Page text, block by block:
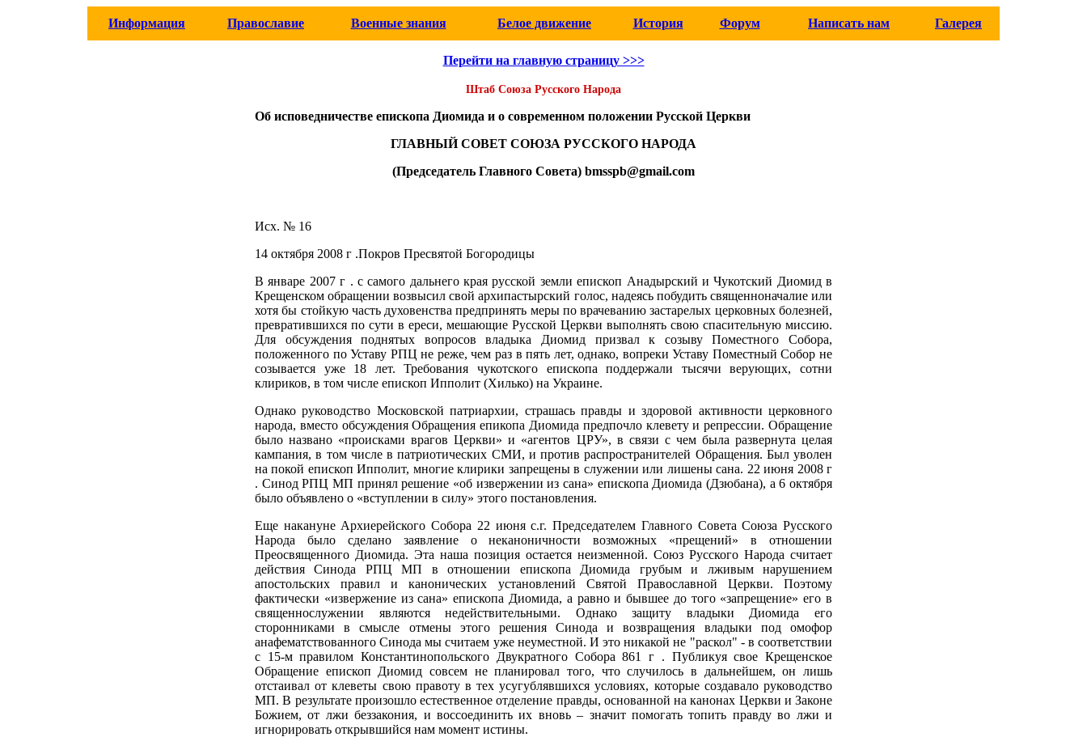
Информация Православие Военные знания Белое движение История Форум Написать нам Галерея
Перейти на главную страницу >>>
Штаб Союза Русского Народа
Об исповедничестве епископа Диомида и о современном положении Русской Церкви
ГЛАВНЫЙ СОВЕТ СОЮЗА РУССКОГО НАРОДА
(Председатель Главного Совета) bmsspb@gmail.com
Исх. № 16
14 октября 2008 г .Покров Пресвятой Богородицы
В январе 2007 г . с самого дальнего края русской земли епископ Анадырский и Чукотский Диомид в
Крещенском обращении возвысил свой архипастырский голос, надеясь побудить священноначалие или
хотя бы стойкую часть духовенства предпринять меры по врачеванию застарелых церковных болезней,
превратившихся по сути в ереси, мешающие Русской Церкви выполнять свою спасительную миссию.
Для обсуждения поднятых вопросов владыка Диомид призвал к созыву Поместного Собора,
положенного по Уставу РПЦ не реже, чем раз в пять лет, однако, вопреки Уставу Поместный Собор не
созывается уже 18 лет. Требования чукотского епископа поддержали тысячи верующих, сотни
клириков, в том числе епископ Ипполит (Хилько) на Украине.
Однако руководство Московской патриархии, страшась правды и здоровой активности церковного
народа, вместо обсуждения Обращения епикопа Диомида предпочло клевету и репрессии. Обращение
было названо «происками врагов Церкви» и «агентов ЦРУ», в связи с чем была развернута целая
кампания, в том числе в патриотических СМИ, и против распространителей Обращения. Был уволен
на покой епископ Ипполит, многие клирики запрещены в служении или лишены сана. 22 июня 2008 г
. Синод РПЦ МП принял решение «об извержении из сана» епископа Диомида (Дзюбана), а 6 октября
было объявлено о «вступлении в силу» этого постановления.
Еще накануне Архиерейского Собора 22 июня с.г. Председателем Главного Совета Союза Русского
Народа было сделано заявление о неканоничности возможных «прещений» в отношении
Преосвященного Диомида. Эта наша позиция остается неизменной. Союз Русского Народа считает
действия Синода РПЦ МП в отношении епископа Диомида грубым и лживым нарушением
апостольских правил и канонических установлений Святой Православной Церкви. Поэтому
фактически «извержение из сана» епископа Диомида, а равно и бывшее до того «запрещение» его в
священнослужении являются недействительными. Однако защиту владыки Диомида его
сторонниками в смысле отмены этого решения Синода и возвращения владыки под омофор
анафематствованного Синода мы считаем уже неуместной. И это никакой не "раскол" - в соответствии
с 15-м правилом Константинопольского Двукратного Собора 861 г . Публикуя свое Крещенское
Обращение епископ Диомид совсем не планировал того, что случилось в дальнейшем, он лишь
отстаивал от клеветы свою правоту в тех усугублявшихся условиях, которые создавало руководство
МП. В результате произошло естественное отделение правды, основанной на канонах Церкви и Законе
Божием, от лжи беззакония, и воссоединить их вновь – значит помогать топить правду во лжи и
игнорировать открывшийся нам момент истины.